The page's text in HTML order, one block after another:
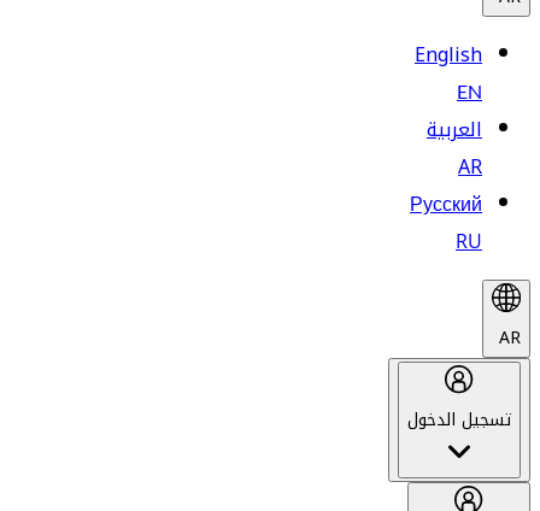
English
EN
العربية
AR
Русский
RU
AR
تسجيل الدخول